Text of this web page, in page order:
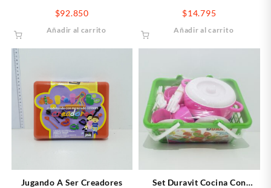
$92.850
Añadir al carrito
$14.795
Añadir al carrito
Jugando A Ser Creadores
Set Duravit Cocina Con